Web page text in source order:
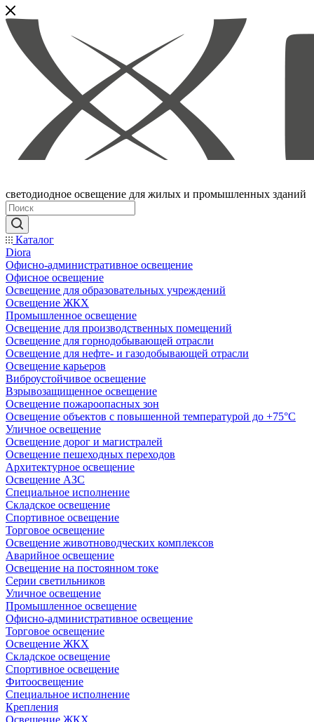
светодиодное освещение для жилых и промышленных зданий
Каталог
Diora
Офисно-административное освещение
Офисное освещение
Освещение для образовательных учреждений
Освещение ЖКХ
Промышленное освещение
Освещение для производственных помещений
Освещение для горнодобывающей отрасли
Освещение для нефте- и газодобывающей отрасли
Освещение карьеров
Виброустойчивое освещение
Взрывозащищенное освещение
Освещение пожароопасных зон
Освещение объектов с повышенной температурой до +75°C
Уличное освещение
Освещение дорог и магистралей
Освещение пешеходных переходов
Архитектурное освещение
Освещение АЗС
Специальное исполнение
Складское освещение
Спортивное освещение
Торговое освещение
Освещение животноводческих комплексов
Аварийное освещение
Освещение на постоянном токе
Серии светильников
Уличное освещение
Промышленное освещение
Офисно-административное освещение
Торговое освещение
Освещение ЖКХ
Складское освещение
Спортивное освещение
Фитоосвещение
Специальное исполнение
Крепления
Освещение ЖКХ